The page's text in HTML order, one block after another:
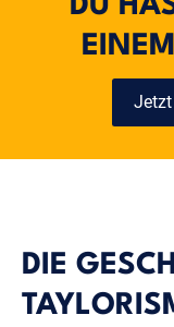
DU
DIE